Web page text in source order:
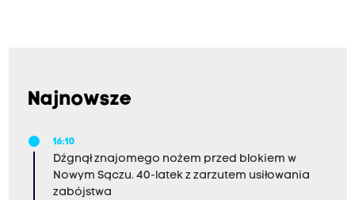
Najnowsze
16:10
Dźgnął znajomego nożem przed blokiem w
Nowym Sączu. 40-latek z zarzutem usiłowania
zabójstwa